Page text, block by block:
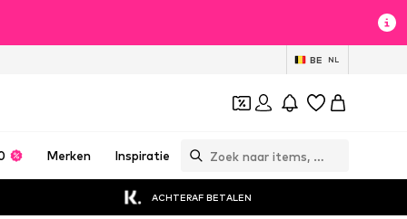
BE NL
Merken Inspiratie
ACHTERAF BETALEN